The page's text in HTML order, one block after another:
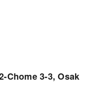
Chome 3-3, Osak